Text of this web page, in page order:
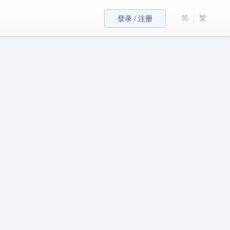
登录 / 注册 简 繁